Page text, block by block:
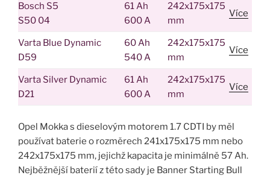
Bosch S5
S50 04
61 Ah
600 A
242x175x175
mm
Více
Varta Blue Dynamic
D59
60 Ah
540 A
242x175x175
mm
Více
Varta Silver Dynamic
D21
61 Ah
600 A
242x175x175
mm
Více
Opel Mokka s dieselovým motorem 1.7 CDTI by měl
používat baterie o rozměrech 241x175x175 mm nebo
242x175x175 mm, jejichž kapacita je minimálně 57 Ah.
Nejběžnější baterií z této sady je Banner Starting Bull